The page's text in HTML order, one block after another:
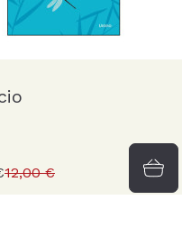
12,00 €